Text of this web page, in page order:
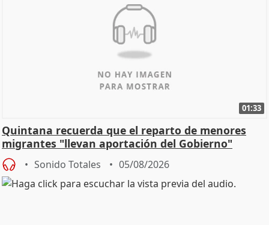
01:33
Quintana recuerda que el reparto de menores
migrantes "llevan aportación del Gobierno"
central
Sonido Totales 05/08/2026